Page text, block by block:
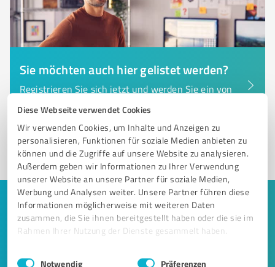
Diese Webseite verwendet Cookies
Wir verwenden Cookies, um Inhalte und Anzeigen zu
personalisieren, Funktionen für soziale Medien anbieten zu
können und die Zugriffe auf unsere Website zu analysieren.
Außerdem geben wir Informationen zu Ihrer Verwendung
unserer Website an unsere Partner für soziale Medien,
Werbung und Analysen weiter. Unsere Partner führen diese
Informationen möglicherweise mit weiteren Daten
zusammen, die Sie ihnen bereitgestellt haben oder die sie im
Rahmen Ihrer Nutzung der Dienste gesammelt haben.
Impressum Datenschutzbestimmungen
Einwilligungsauswahl
Notwendig Präferenzen
Sie möchten auch hier gelistet werden?
Registrieren Sie sich jetzt und werden Sie ein von
Kunden empfohlener ProvenExpert!
1
Keine Zeit für lange Recherchen und E-
Mails? Jetzt Angebote empfangen!
Lassen Sie sich einfach von passenden Experten in Ihrer